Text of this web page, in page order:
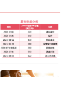
，这也成为
潜在的变革
患者提供持